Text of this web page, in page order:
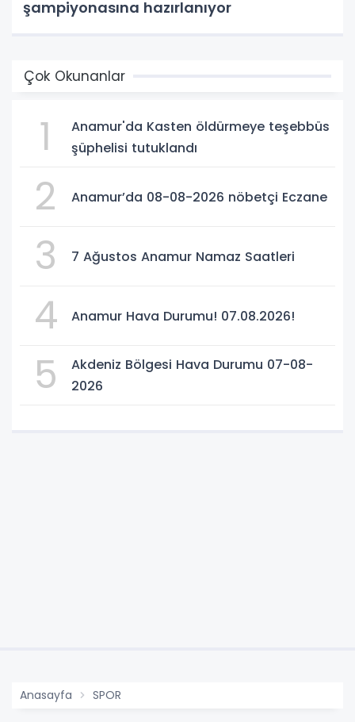
şampiyonasına hazırlanıyor
Çok Okunanlar
1
Anamur'da Kasten öldürmeye teşebbüs
şüphelisi tutuklandı
2 Anamur’da 08-08-2026 nöbetçi Eczane
3 7 Ağustos Anamur Namaz Saatleri
4 Anamur Hava Durumu! 07.08.2026!
5
Akdeniz Bölgesi Hava Durumu 07-08-
2026
Anasayfa SPOR